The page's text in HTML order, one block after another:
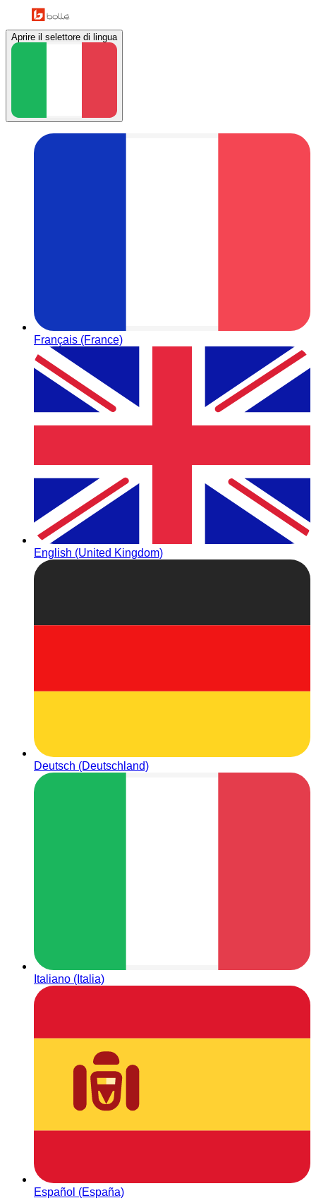
Aprire il selettore di lingua
Français (France)
English (United Kingdom)
Deutsch (Deutschland)
Italiano (Italia)
Español (España)